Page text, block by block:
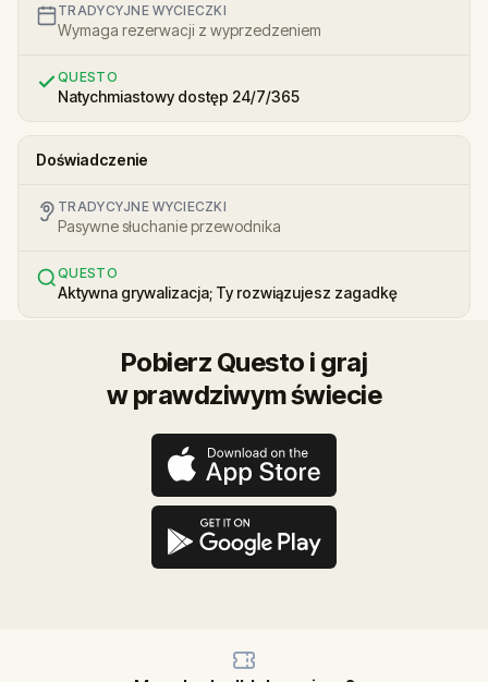
TRADYCYJNE WYCIECZKI
Wymaga rezerwacji z wyprzedzeniem
QUESTO
Natychmiastowy dostęp 24/7/365
Doświadczenie
TRADYCYJNE WYCIECZKI
Pasywne słuchanie przewodnika
QUESTO
Aktywna grywalizacja; Ty rozwiązujesz zagadkę
Pobierz Questo i graj
w prawdziwym świecie